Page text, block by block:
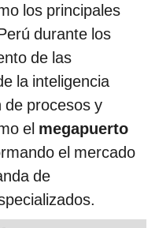
los principales
durante los
de las
la inteligencia
de procesos y
el megapuerto
el mercado
de